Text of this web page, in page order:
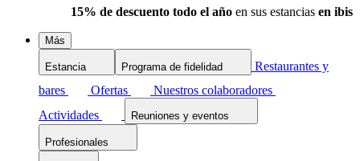
15% de descuento todo el año en sus estancias en ibis
Más
Estancia Programa de fidelidad
Restaurantes y
bares
Ofertas
Nuestros colaboradores
Actividades
Reuniones y eventos
Profesionales